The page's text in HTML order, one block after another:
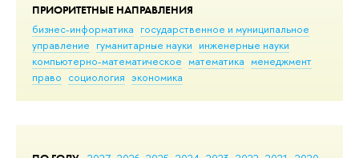
ПРИОРИТЕТНЫЕ НАПРАВЛЕНИЯ
бизнес-информатика государственное и муниципальное
управление гуманитарные науки инженерные науки
компьютерно-математическое математика менеджмент
право социология экономика